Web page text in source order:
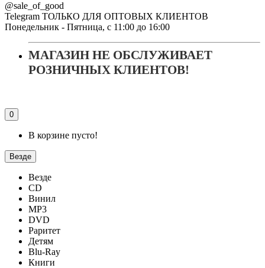
@sale_of_good
Telegram ТОЛЬКО ДЛЯ ОПТОВЫХ КЛИЕНТОВ
Понедельник - Пятница, с 11:00 до 16:00
МАГАЗИН НЕ ОБСЛУЖИВАЕТ
РОЗНИЧНЫХ КЛИЕНТОВ!
0
В корзине пусто!
Везде
Везде
CD
Винил
MP3
DVD
Раритет
Детям
Blu-Ray
Книги